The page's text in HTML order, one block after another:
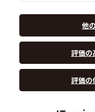
他
評価の
評価の